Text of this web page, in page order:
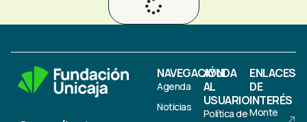
NAVEGACIÓN
Agenda
Noticias
AYUDA
AL
USUARIO
Política de
ENLACES
DE
INTERÉS
Monte